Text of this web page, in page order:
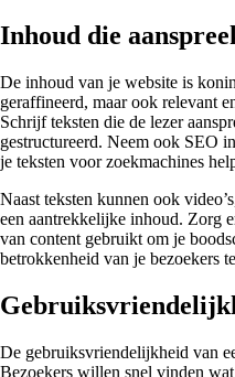
Inhoud die
De inhoud van je website is
geraffineerd, maar ook relevant
Schrijf teksten die de lezer
gestructureerd. Neem ook SEO
je teksten voor zoekmachines
Naast teksten kunnen ook
een aantrekkelijke inhoud. Zorg
van content gebruikt om je
betrokkenheid van je bezoekers
De gebruiksvriendelijkheid van
Bezoekers willen snel vinden